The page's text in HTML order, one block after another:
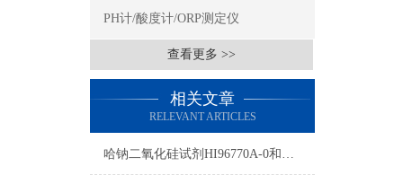
PH计/酸度计/ORP测定仪
查看更多 >>
相关文章
RELEVANT ARTICLES
哈钠二氧化硅试剂HI96770A-0和HI96770B-0使用方法